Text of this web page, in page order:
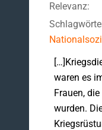
Relevanz:
waren es
Frauen,
wurden.